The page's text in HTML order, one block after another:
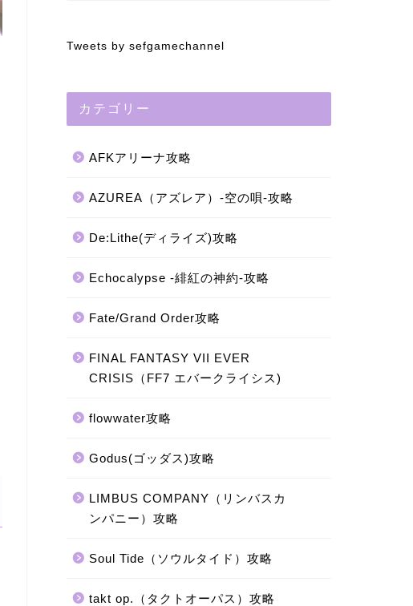
Tweets by sefgamechannel
カテゴリー
AFKアリーナ攻略
AZUREA（アズレア）-空の唄-攻略
De:Lithe(ディライズ)攻略
Echocalypse -緋紅の神約-攻略
Fate/Grand Order攻略
FINAL FANTASY VII EVER
CRISIS（FF7 エバークライシス)
flowwater攻略
Godus(ゴッダス)攻略
LIMBUS COMPANY（リンバスカ
ンパニー）攻略
Soul Tide（ソウルタイド）攻略
takt op.（タクトオーパス）攻略